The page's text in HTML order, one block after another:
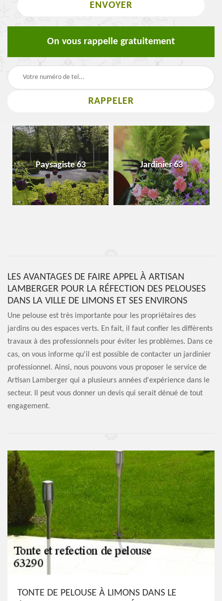
On vous rappelle gratuitement
Paysagiste 63 Jardinier 63
LES AVANTAGES DE FAIRE APPEL À ARTISAN
LAMBERGER POUR LA RÉFECTION DES PELOUSES
DANS LA VILLE DE LIMONS ET SES ENVIRONS
Une pelouse est très importante pour les propriétaires des
jardins ou des espaces verts. En fait, il faut confier les différents
travaux à des professionnels pour éviter les problèmes. Dans ce
cas, on vous informe qu'il est possible de contacter un jardinier
professionnel. Ainsi, nous pouvons vous proposer le service de
Artisan Lamberger qui a plusieurs années d'expérience dans le
secteur. Il peut vous donner un devis qui serait dénué de tout
engagement.
TONTE DE PELOUSE À LIMONS DANS LE